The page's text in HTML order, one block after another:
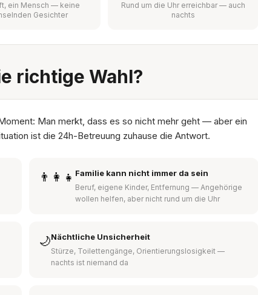
ein Mensch — keine
Gesichter
Rund um die Uhr erreichbar — auch
nachts
richtige Wahl?
Man merkt, dass es so nicht mehr geht — aber ein
ist die 24h-Betreuung zuhause die Antwort.
👨‍👩‍👧 Familie kann nicht immer da sein
Beruf, eigene Kinder, Entfernung — Angehörige
wollen helfen, aber nicht rund um die Uhr
🌙Nächtliche Unsicherheit
Stürze, Toilettengänge, Orientierungslosigkeit —
nachts ist niemand da